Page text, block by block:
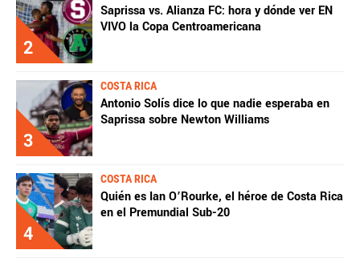
2
Saprissa vs. Alianza FC: hora y dónde ver EN
VIVO la Copa Centroamericana
3
COSTA RICA
Antonio Solís dice lo que nadie esperaba en
Saprissa sobre Newton Williams
4
COSTA RICA
Quién es Ian O’Rourke, el héroe de Costa Rica
en el Premundial Sub-20